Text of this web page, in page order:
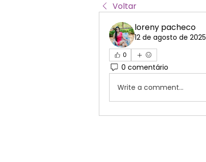
Voltar
loreny pacheco
12 de agosto de 2025
0
0 comentário
Write a comment...